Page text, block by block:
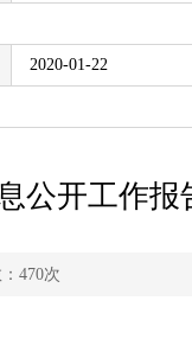
2020-01-22
公开工作报
470次